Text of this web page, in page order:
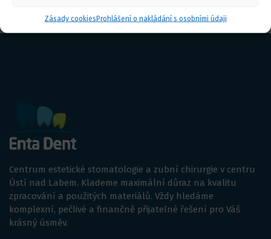
Zásady cookiesProhlášení o nakládání s osobními údaji
Centrum estetické stomatologie a zubní chirurgie v centru
Ústí nad Labem. Klademe maximální důraz na kvalitu
zpracování a použitých materiálů. Vždy hledáme
komplexní, pečlivé a finančně přijatelné řešení pro Váš
krásný úsměv.